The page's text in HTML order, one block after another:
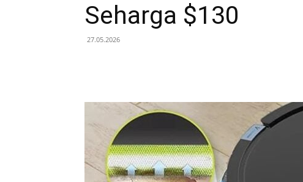
Seharga $130
27.05.2026